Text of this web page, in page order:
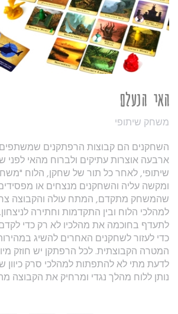
האי הנעלם
משחק שיתופי
השחקנים הם קבוצות הרפתקנים
ארבעה אוצרות עתיקים ולברוח מהאי לפני
שיתופי, לאחר כל תור של שחקן, הלוח
ומקשה עליה והשחקנים מנצחים או
שהמשחק מתקדם, המתח עולה והקבוצה
למהלכי הלוח ובין התקדמות וחתירה
לתעדף בחוכמה את מהלכיו לא רק כדי
כדי לעזור לשחקנים האחרים להשיג
המטרה הקבוצתית. לכל הרפתקן יש חוזק
לדעת מתי לא להתפתות למהלכי סרק
נותן ללוח מהלך נגדי ומרחיק את הקבוצה